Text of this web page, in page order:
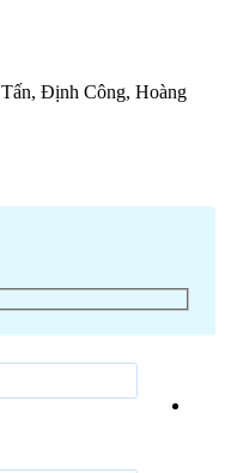
Định Công, Hoàng